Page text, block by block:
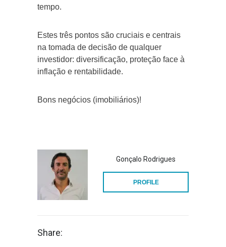
tempo.
Estes três pontos são cruciais e centrais
na tomada de decisão de qualquer
investidor: diversificação, proteção face à
inflação e rentabilidade.
Bons negócios (imobiliários)!
Gonçalo Rodrigues
PROFILE
Share: